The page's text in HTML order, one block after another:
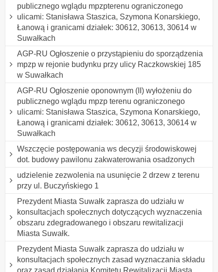
publicznego wglądu mpzpterenu ograniczonego
ulicami: Stanisława Staszica, Szymona Konarskiego,
Łanową i granicami działek: 30612, 30613, 30614 w
Suwałkach
AGP-RU Ogłoszenie o przystąpieniu do sporządzenia
mpzp w rejonie budynku przy ulicy Raczkowskiej 185
w Suwałkach
AGP-RU Ogłoszenie oponownym (II) wyłożeniu do
publicznego wglądu mpzp terenu ograniczonego
ulicami: Stanisława Staszica, Szymona Konarskiego,
Łanową i granicami działek: 30612, 30613, 30614 w
Suwałkach
Wszczęcie postępowania ws decyzji środowiskowej
dot. budowy pawilonu zakwaterowania osadzonych
udzielenie zezwolenia na usunięcie 2 drzew z terenu
przy ul. Buczyńskiego 1
Prezydent Miasta Suwałk zaprasza do udziału w
konsultacjach społecznych dotyczących wyznaczenia
obszaru zdegradowanego i obszaru rewitalizacji
Miasta Suwałk.
Prezydent Miasta Suwałk zaprasza do udziału w
konsultacjach społecznych zasad wyznaczania składu
oraz zasad działania Komitetu Rewitalizacji Miasta